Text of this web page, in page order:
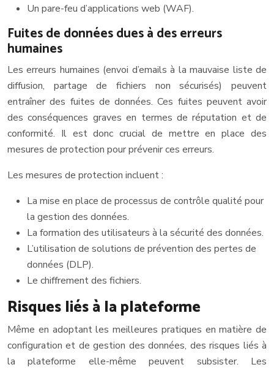
Un pare-feu d’applications web (WAF).
Fuites de données dues à des erreurs
humaines
Les erreurs humaines (envoi d’emails à la mauvaise liste de
diffusion, partage de fichiers non sécurisés) peuvent
entraîner des fuites de données. Ces fuites peuvent avoir
des conséquences graves en termes de réputation et de
conformité. Il est donc crucial de mettre en place des
mesures de protection pour prévenir ces erreurs.
Les mesures de protection incluent :
La mise en place de processus de contrôle qualité pour
la gestion des données.
La formation des utilisateurs à la sécurité des données.
L’utilisation de solutions de prévention des pertes de
données (DLP).
Le chiffrement des fichiers.
Risques liés à la plateforme
Même en adoptant les meilleures pratiques en matière de
configuration et de gestion des données, des risques liés à
la plateforme elle-même peuvent subsister. Les